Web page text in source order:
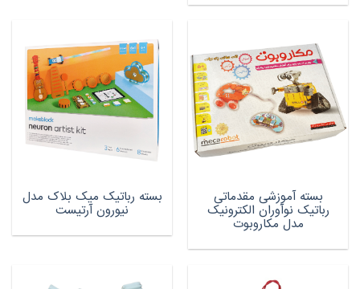
بسته آموزشی مقدماتی
رباتیک نوآوران الکترونیک
مدل مکاروبوت
بسته رباتیک میک بلاک مدل
نیورون آرتیست